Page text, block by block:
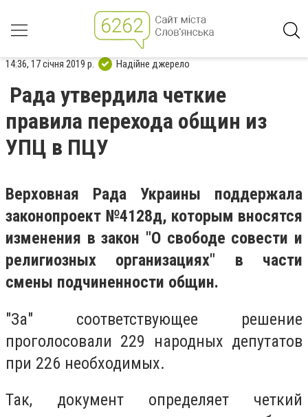
14:36, 17 січня 2019 р. Надійне джерело
Рада утвердила четкие
правила перехода общин из
УПЦ в ПЦУ
Верховная Рада Украины поддержала
законопроект №4128д, которым вносятся
изменения в закон "О свободе совести и
религиозных организациях" в части
смены подчиненности общин.
"За" соответствующее решение
проголосовали 229 народных депутатов
при 226 необходимых.
Так, документ определяет четкий